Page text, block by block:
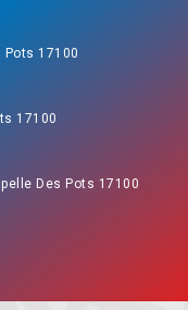
Pots 17100
17100
Des Pots 17100